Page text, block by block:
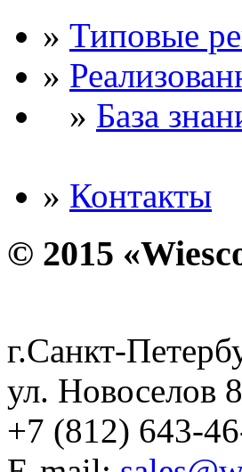
» Типовые
»
» База
» Контакты
© 2015
г.Санкт-
ул. Новоселов
+7 (812) 643-